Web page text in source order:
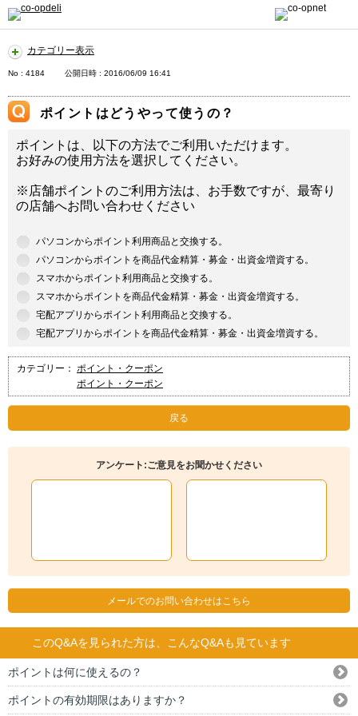
カテゴリー表示
No : 4184 公開日時 : 2016/06/09 16:41
ポイントはどうやって使うの？
ポイントは、以下の方法でご利用いただけます。
お好みの使用方法を選択してください。
※店舗ポイントのご利用方法は、お手数ですが、最寄り
の店舗へお問い合わせください
パソコンからポイント利用商品と交換する。
パソコンからポイントを商品代金精算・募金・出資金増資する。
スマホからポイント利用商品と交換する。
スマホからポイントを商品代金精算・募金・出資金増資する。
宅配アプリからポイント利用商品と交換する。
宅配アプリからポイントを商品代金精算・募金・出資金増資する。
カテゴリー： ポイント・クーポン
ポイント・クーポン
戻る
アンケート:ご意見をお聞かせください
メールでのお問い合わせはこちら
このQ&Aを見られた方は、こんなQ&Aも見ています
ポイントは何に使えるの？
ポイントの有効期限はありますか？